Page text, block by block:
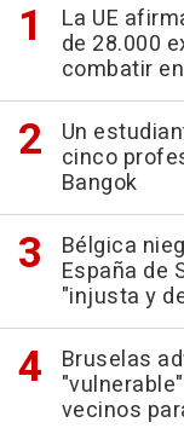
La UE
de 28.000
combatir
Un
cinco
Bangok
Bélgica
España de
"injusta y
Bruselas
vecinos